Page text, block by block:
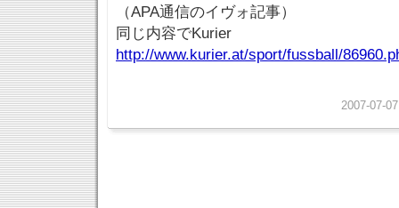
（APA通信のイヴォ記事）
同じ内容でKurier
http://www.kurier.at/sport/fussball/
2007-07-